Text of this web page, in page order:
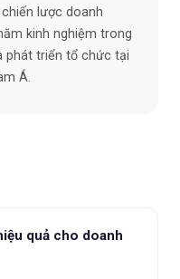
lược doanh
kinh nghiệm trong
phát triển tổ chức tại
Á.
quả cho doanh